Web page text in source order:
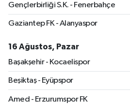
Gençlerbirliği S.K. - Fenerbahçe
Gaziantep FK - Alanyaspor
16 Ağustos, Pazar
Başakşehir - Kocaelispor
Beşiktaş - Eyüpspor
Amed - Erzurumspor FK